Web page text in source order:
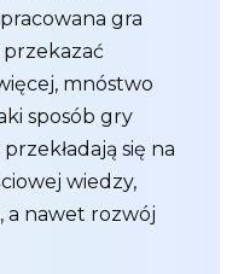
gra
mnóstwo
sposób gry
się na
wiedzy,
a nawet rozwój